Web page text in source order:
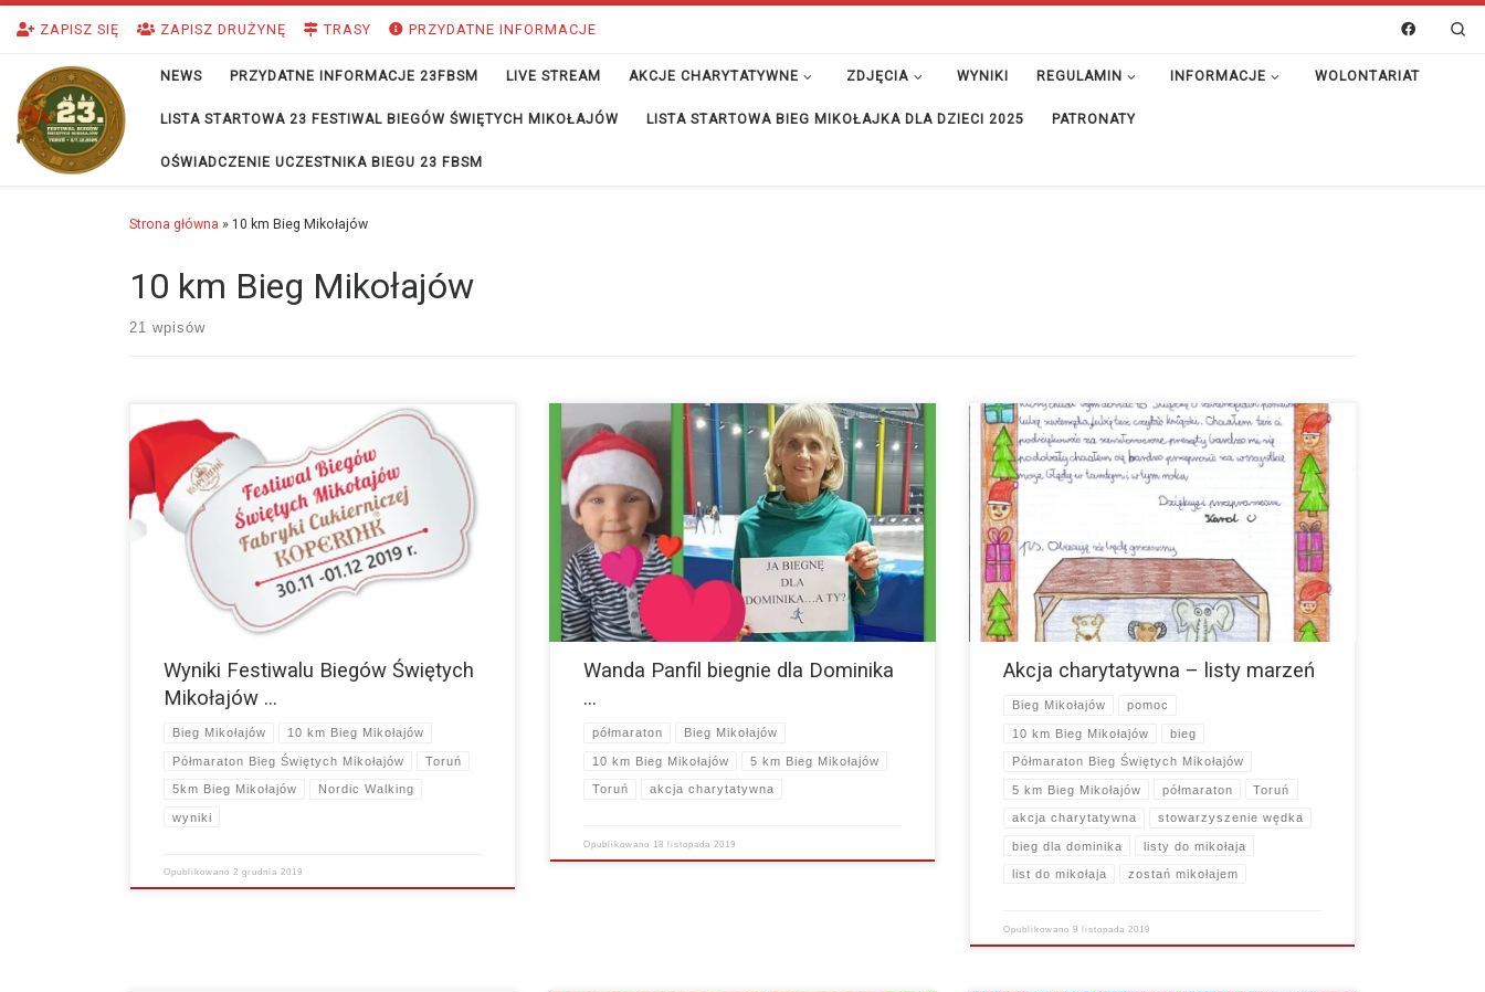
Przejdź do treści
ZAPISZ SIĘ ZAPISZ DRUŻYNĘ TRASY PRZYDATNE INFORMACJE
NEWS PRZYDATNE INFORMACJE 23FBSM LIVE STREAM AKCJE CHARYTATYWNE ZDJĘCIA WYNIKI REGULAMIN INFORMACJE WOLONTARIAT
LISTA STARTOWA 23 FESTIWAL BIEGÓW ŚWIĘTYCH MIKOŁAJÓW LISTA STARTOWA BIEG MIKOŁAJKA DLA DZIECI 2025 PATRONATY
OŚWIADCZENIE UCZESTNIKA BIEGU 23 FBSM
Strona główna » 10 km Bieg Mikołajów
10 km Bieg Mikołajów
21 wpisów
Witajcie Prezentujemy oficjalne wyniki Festiwalu Biegów
Świętych Mikołajów Fabryki Cukierniczej Kopernik 2019 r.
2019 Półmaraton OPEN PDF 10KM PDF 5KM PDF Nordic
Walking 5KM PDF…
więcej
Wyniki Festiwalu Biegów Świętych
Mikołajów …
Bieg Mikołajów 10 km Bieg Mikołajów
Półmaraton Bieg Świętych Mikołajów Toruń
5km Bieg Mikołajów Nordic Walking
wyniki
Opublikowano 2 grudnia 2019
Nasz Gość Specjalny Wanda Panfil – polska lekkoatletka,
zwyciężczyni maratonów w Nowym Jorku, Londynie,
Bostonie BIEGNIE dla DOMINIKA, a TY? Jeśli zdecydujesz
się zrobić coś…więcej
Wanda Panfil biegnie dla Dominika
…
półmaraton Bieg Mikołajów
10 km Bieg Mikołajów 5 km Bieg Mikołajów
Toruń akcja charytatywna
Opublikowano 18 listopada 2019
Dzieci z „Wędki” napisały listy… Zostaniesz Św.
Mikołajem dla Tosi, Agatki a może Jasia? Ubarwisz ich
trudne dzieciństwo i sprawisz, że poczują…
Akcja charytatywna – listy marzeń
Bieg Mikołajów pomoc
10 km Bieg Mikołajów bieg
Półmaraton Bieg Świętych Mikołajów
5 km Bieg Mikołajów półmaraton Toruń
akcja charytatywna stowarzyszenie wędka
bieg dla dominika listy do mikołaja
list do mikołaja zostań mikołajem
Opublikowano 9 listopada 2019